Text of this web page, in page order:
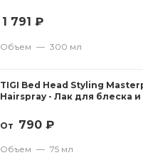
1 791 ₽
Объем — 300 мл
TIGI Bed Head Styling
Hairspray - Лак для блеска
От 790 ₽
Объем — 75 мл